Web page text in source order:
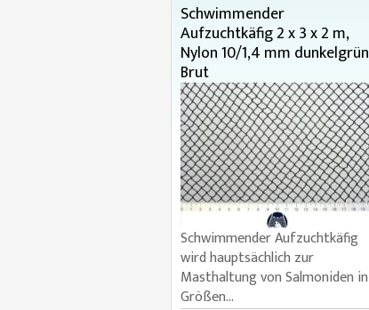
Schwimmender
Aufzuchtkäfig 2 x 3 x 2 m,
Nylon 10/1,4 mm dunkelgrün
Brut
Schwimmender Aufzuchtkäfig
wird hauptsächlich zur
Masthaltung von Salmoniden in
Größen...